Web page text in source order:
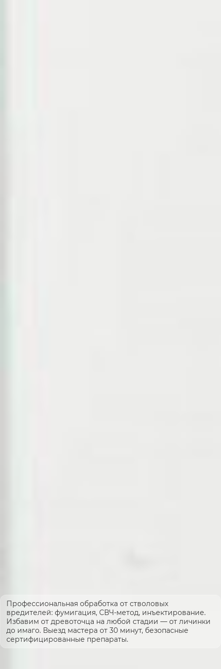
Профессиональная обработка от стволовых
вредителей: фумигация, СВЧ-метод, инъектирование.
Избавим от древоточца на любой стадии — от личинки
до имаго. Выезд мастера от 30 минут, безопасные
сертифицированные препараты.